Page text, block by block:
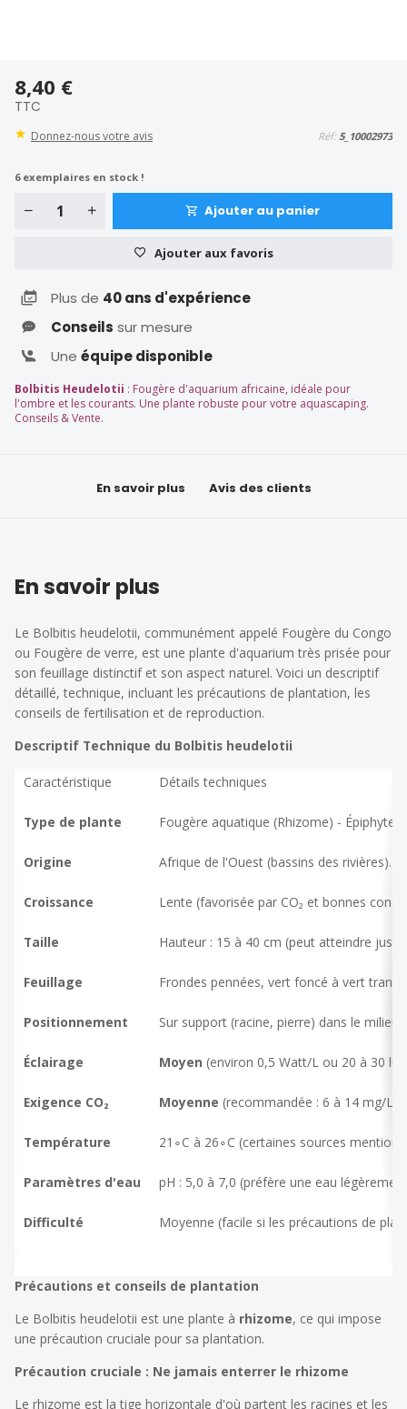
8,40 €
TTC
Donnez-nous votre avis Réf: 5_10002973
6exemplaires en stock !
Ajouter au panier
Ajouter aux favoris
Plus de 40 ans d'expérience
Conseils sur mesure
Une équipe disponible
Bolbitis Heudelotii : Fougère d'aquarium africaine, idéale pour
l'ombre et les courants. Une plante robuste pour votre aquascaping.
Conseils & Vente.
En savoir plus Avis des clients
En savoir plus
Le Bolbitis heudelotii, communément appelé Fougère du Congo
ou Fougère de verre, est une plante d'aquarium très prisée pour
son feuillage distinctif et son aspect naturel. Voici un descriptif
détaillé, technique, incluant les précautions de plantation, les
conseils de fertilisation et de reproduction.
Descriptif Technique du Bolbitis heudelotii
Caractéristique Détails techniques
Type de plante Fougère aquatique (Rhizome) - Épiphyte.
Origine Afrique de l'Ouest (bassins des rivières).
Croissance Lente (favorisée par CO₂ et bonnes
Taille Hauteur : 15 à 40 cm (peut atteindre
Feuillage Frondes pennées, vert foncé à vert
Positionnement Sur support (racine, pierre) dans le
Éclairage Moyen (environ 0,5 Watt/L ou 20 à 30
Exigence CO₂ Moyenne (recommandée : 6 à 14 mg/
Température 21∘C à 26∘C (certaines sources
Paramètres d'eau pH : 5,0 à 7,0 (préfère une eau
Difficulté Moyenne (facile si les précautions de
Précautions et conseils de plantation
Le Bolbitis heudelotii est une plante à rhizome, ce qui impose
une précaution cruciale pour sa plantation.
Précaution cruciale : Ne jamais enterrer le rhizome
Le rhizome est la tige horizontale d'où partent les racines et les